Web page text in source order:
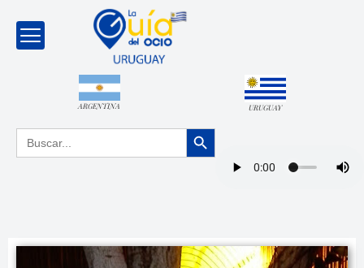
ARGENTINA URUGUAY
Buscar: Botón de búsqueda